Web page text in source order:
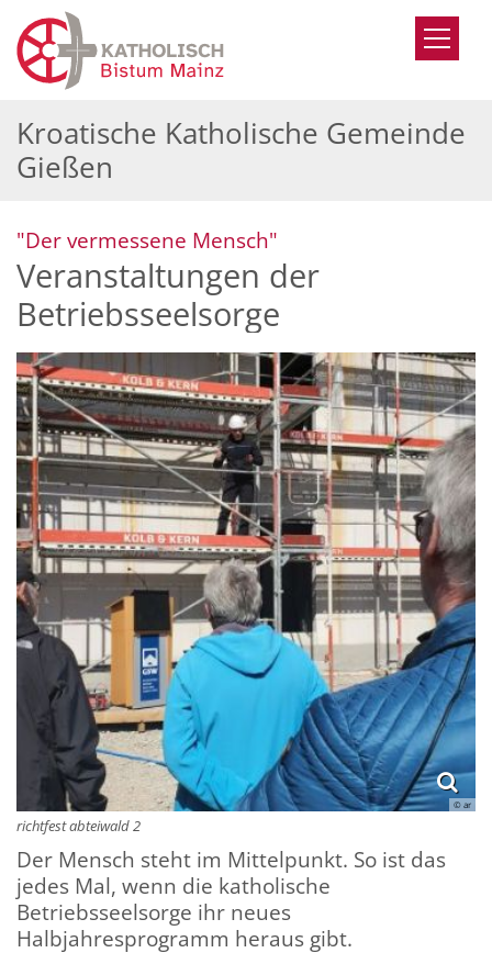
Zum Inhalt springen
Kroatische Katholische Gemeinde
Gießen
"Der vermessene Mensch"
Veranstaltungen der
Betriebsseelsorge
© ar
richtfest abteiwald 2
Der Mensch steht im Mittelpunkt. So ist das
jedes Mal, wenn die katholische
Betriebsseelsorge ihr neues
Halbjahresprogramm heraus gibt.